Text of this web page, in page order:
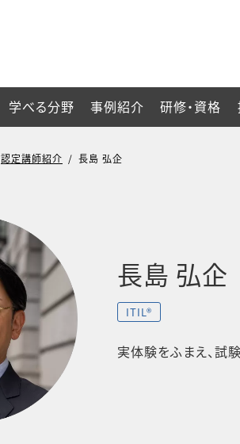
学べる分野 事例紹介 研修・資格
認定講師紹介 / 長島 弘企
長島 弘企
ITIL®
実体験をふまえ、試